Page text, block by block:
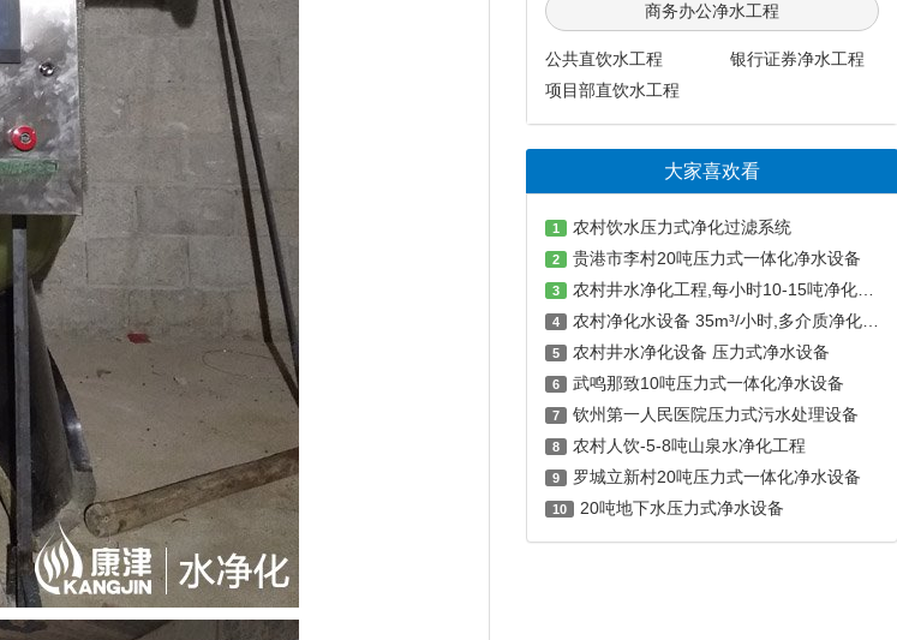
商务办公净水工程
公共直饮水工程
银行证券净水工程
项目部直饮水工程
大家喜欢看
1 农村饮水压力式净化过滤系统
2 贵港市李村20吨压力式一体化净水设备
3 农村井水净化工程,每小时10-15吨净化设备及消毒设备
4 农村净化水设备 35m³/小时,多介质净化水设备,井水净化器 压力式净水设备
5 农村井水净化设备 压力式净水设备
6 武鸣那致10吨压力式一体化净水设备
7 钦州第一人民医院压力式污水处理设备
8 农村人饮-5-8吨山泉水净化工程
9 罗城立新村20吨压力式一体化净水设备
10 20吨地下水压力式净水设备